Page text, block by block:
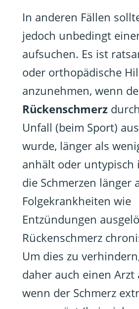
In anderen Fällen
jedoch unbedingt
aufsuchen. Es ist
oder orthopädische
anzunehmen, wenn
Rückenschmerz
Unfall (beim Sport)
wurde, länger als
anhält oder untypisch
die Schmerzen länger
Folgekrankheiten wie
Entzündungen
Rückenschmerz
Um dies zu
daher auch einen Arzt
wenn der Schmerz